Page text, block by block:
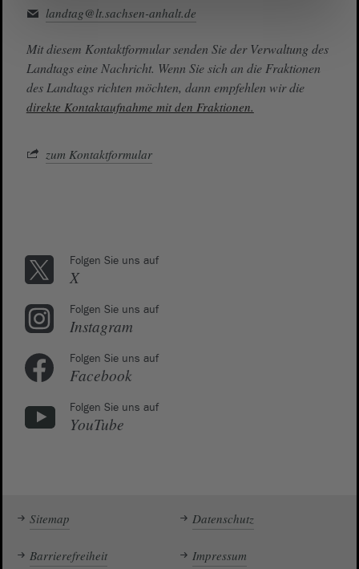
landtag@lt.sachsen-anhalt.de
Mit diesem Kontaktformular senden Sie der Verwaltung des
Landtags eine Nachricht. Wenn Sie sich an die Fraktionen
des Landtags richten möchten, dann empfehlen wir die
direkte Kontaktaufnahme mit den Fraktionen.
zum Kontaktformular
Folgen Sie uns auf
X
Folgen Sie uns auf
Instagram
Folgen Sie uns auf
Facebook
Folgen Sie uns auf
YouTube
Sitemap Datenschutz
Barrierefreiheit Impressum